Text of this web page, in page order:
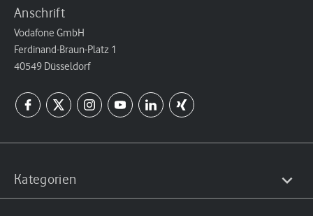
Anschrift
Vodafone GmbH
Ferdinand-Braun-Platz 1
40549 Düsseldorf
Kategorien